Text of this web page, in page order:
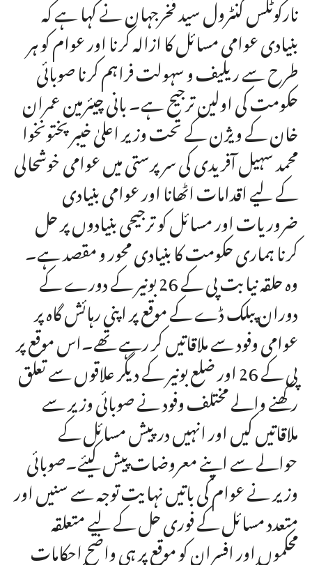
نارکوٹکس کنٹرول سید فخرجہان نے کہا ہے کہ
بنیادی عوامی مسائل کا ازالہ کرنا اور عوام کو ہر
طرح سے ریلیف و سہولت فراہم کرنا صوبائی
حکومت کی اولین ترجیح ہے۔ بانی چیئرمین عمران
خان کے ویژن کے تحت وزیر اعلیٰ خیبرپختونخوا
محمد سہیل آفریدی کی سرپرستی میں عوامی خوشحالی
کے لیے اقدامات اٹھانا اور عوامی بنیادی
ضروریات اور مسائل کو ترجیحی بنیادوں پر حل
کرنا ہماری حکومت کا بنیادی محور و مقصد ہے۔
وہ حلقہ نیابت پی کے 26 بونیر کے دورے کے
دوران پبلک ڈے کے موقع پر اپنی رہائش گاہ پر
عوامی وفود سے ملاقاتیں کر رہے تھے۔اس موقع پر
پی کے 26 اور ضلع بونیر کے دیگر علاقوں سے تعلق
رکھنے والے مختلف وفود نے صوبائی وزیر سے
ملاقاتیں کیں اور انہیں درپیش مسائل کے
حوالے سے اپنے معروضات پیش کیئے۔صوبائی
وزیر نے عوام کی باتیں نہایت توجہ سے سنیں اور
متعدد مسائل کے فوری حل کے لیے متعلقہ
محکموں اور افسران کو موقع پر ہی واضح احکامات